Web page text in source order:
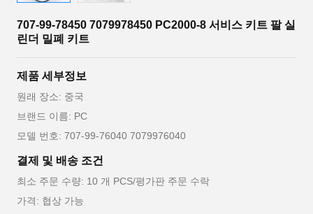
707-99-78450 7079978450 PC2000-8 서비스 키트 팔 실
린더 밀폐 키트
제품 세부정보
원래 장소: 중국
브랜드 이름: PC
모델 번호: 707-99-76040 7079976040
결제 및 배송 조건
최소 주문 수량: 10 개 PCS/평가판 주문 수락
가격: 협상 가능